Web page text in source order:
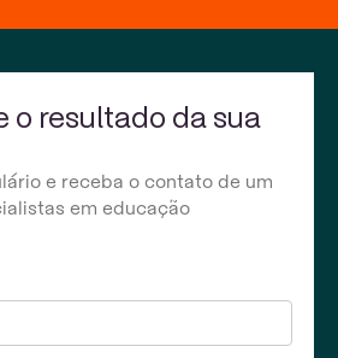
o resultado da sua
e receba o contato de um
em educação